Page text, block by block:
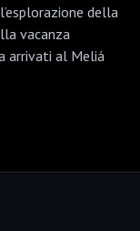
della
vacanza
arrivati al Meliá